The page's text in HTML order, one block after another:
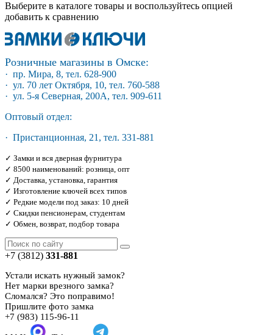
Выберите в каталоге товары и воспользуйтесь опцией
добавить к сравнению
Розничные магазины в Омске:
· пр. Мира, 8, тел. 628-900
· ул. 70 лет Октября, 10, тел. 760-588
· ул. 5-я Северная, 200А, тел. 909-611
Оптовый отдел:
· Пристанционная, 21, тел. 331-881
✓ Замки и вся дверная фурнитура
✓ 8500 наименований: розница, опт
✓ Доставка, установка, гарантия
✓ Изготовление ключей всех типов
✓ Редкие модели под заказ: 10 дней
✓ Скидки пенсионерам, студентам
✓ Обмен, возврат, подбор товара
+7 (3812) 331-881
Устали искать нужный замок?
Нет марки врезного замка?
Сломался? Это поправимо!
Пришлите фото замка
+7 (983) 115-96-11